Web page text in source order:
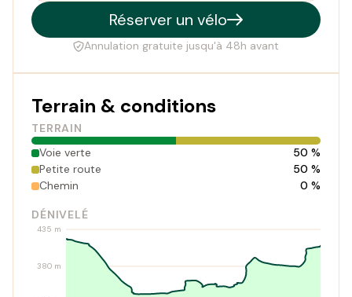
Réserver un vélo
Annulation gratuite jusqu'à 48h avant
Terrain & conditions
TERRAIN
Voie verte
50 %
Petite route
50 %
Chemin
0 %
DÉNIVELÉ
380 m
435 m